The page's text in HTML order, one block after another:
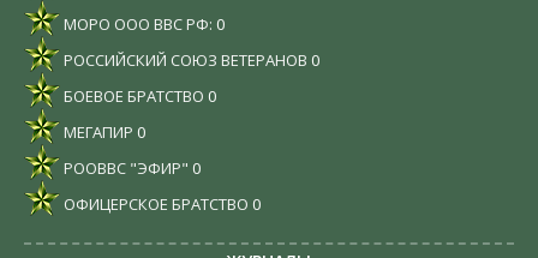
МОРО ООО ВВС РФ: 0
РОССИЙСКИЙ СОЮЗ ВЕТЕРАНОВ 0
БОЕВОЕ БРАТСТВО 0
МЕГАПИР 0
РООВВС "ЭФИР" 0
ОФИЦЕРСКОЕ БРАТСТВО 0